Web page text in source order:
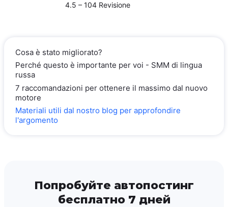
4.5 – 104 Revisione
Cosa è stato migliorato?
Perché questo è importante per voi - SMM di lingua
russa
7 raccomandazioni per ottenere il massimo dal nuovo
motore
Materiali utili dal nostro blog per approfondire
l'argomento
Попробуйте автопостинг
бесплатно 7 дней